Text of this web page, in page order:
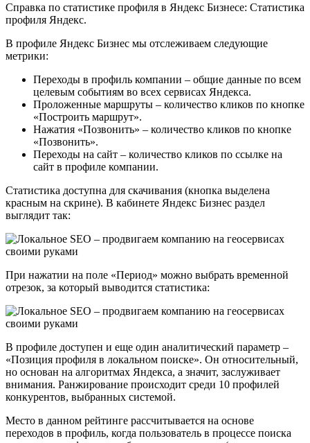
Справка по статистике профиля в Яндекс Бизнесе: Статистика
профиля Яндекс.
В профиле Яндекс Бизнес мы отслеживаем следующие
метрики:
Переходы в профиль компании – общие данные по всем
целевым событиям во всех сервисах Яндекса.
Проложенные маршруты – количество кликов по кнопке
«Построить маршрут».
Нажатия «Позвонить» – количество кликов по кнопке
«Позвонить».
Переходы на сайт – количество кликов по ссылке на
сайт в профиле компании.
Статистика доступна для скачивания (кнопка выделена
красным на скрине). В кабинете Яндекс Бизнес раздел
выглядит так:
При нажатии на поле «Период» можно выбрать временной
отрезок, за который выводится статистика:
В профиле доступен и еще один аналитический параметр –
«Позиция профиля в локальном поиске». Он относительный,
но основан на алгоритмах Яндекса, а значит, заслуживает
внимания. Ранжирование происходит среди 10 профилей
конкурентов, выбранных системой.
Место в данном рейтинге рассчитывается на основе
переходов в профиль, когда пользователь в процессе поиска